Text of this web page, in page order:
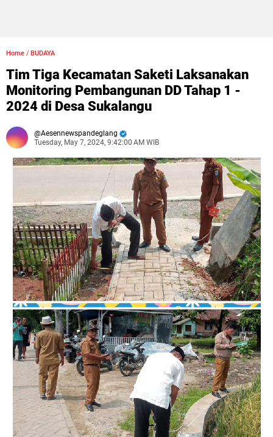
Home / BUDAYA
Tim Tiga Kecamatan Saketi Laksanakan
Monitoring Pembangunan DD Tahap 1 -
2024 di Desa Sukalangu
Aesennewspandeglang
Tuesday, May 7, 2024, 9:42:00 AM WIB